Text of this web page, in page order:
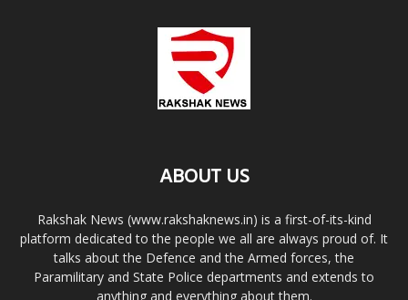
ABOUT US
Rakshak News (www.rakshaknews.in) is a first-of-its-kind
platform dedicated to the people we all are always proud of. It
talks about the Defence and the Armed forces, the
Paramilitary and State Police departments and extends to
anything and everything about them.